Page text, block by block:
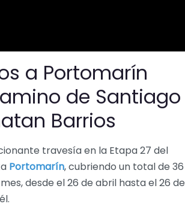
a Portomarín
de Santiago
Barrios
travesía en la Etapa 27 del
Portomarín, cubriendo un total de 36
desde el 26 de abril hasta el 26 de